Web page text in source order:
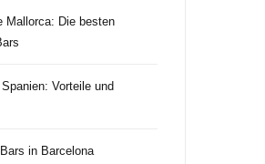
Mallorca: Die besten
Vorteile und
in Barcelona